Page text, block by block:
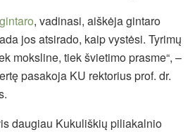
gintaro, vadinasi, aiškėja gintaro
jos atsirado, kaip vystėsi. Tyrimų
moksline, tiek švietimo prasme“, –
pasakoja KU rektorius prof. dr.
daugiau Kukuliškių piliakalnio